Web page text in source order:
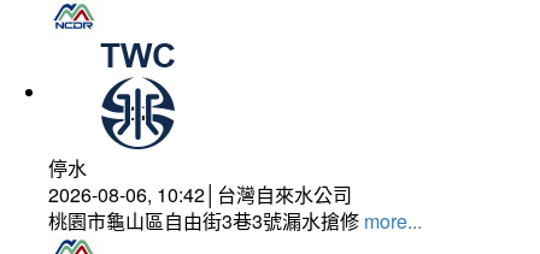
停水
2026-08-06, 10:42│台灣自來水公司
桃園市龜山區自由街3巷3號漏水搶修 more...